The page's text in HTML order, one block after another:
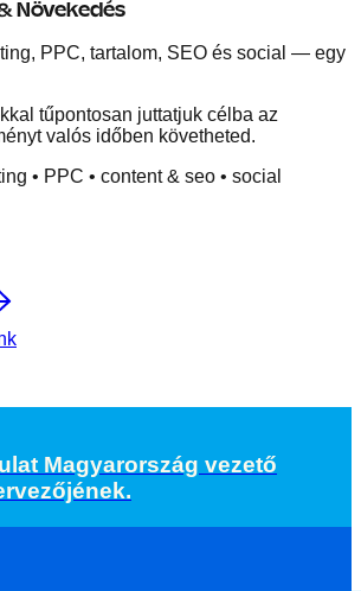
Növekedés
PPC, tartalom, SEO és social — egy
tűpontosan juttatjuk célba az
valós időben követheted.
• PPC • content & seo • social
Magyarország vezető